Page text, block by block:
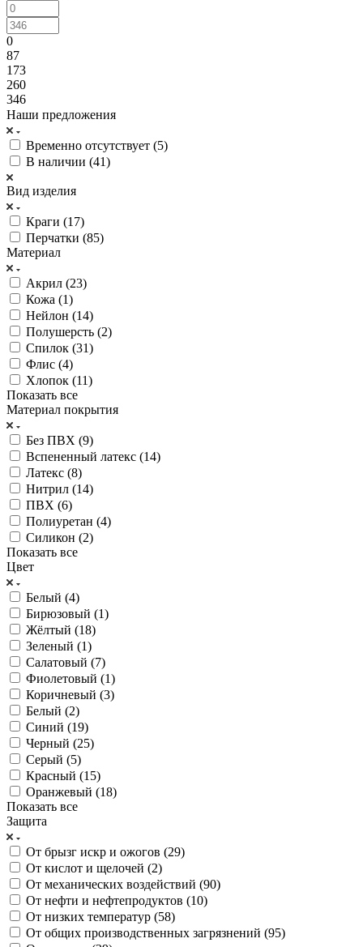
0
87
173
260
346
Наши предложения
Временно отсутствует (5)
В наличии (41)
Вид изделия
Краги (17)
Перчатки (85)
Материал
Акрил (23)
Кожа (1)
Нейлон (14)
Полушерсть (2)
Спилок (31)
Флис (4)
Хлопок (11)
Показать все
Материал покрытия
Без ПВХ (9)
Вспененный латекс (14)
Латекс (8)
Нитрил (14)
ПВХ (6)
Полиуретан (4)
Силикон (2)
Показать все
Цвет
Белый (4)
Бирюзовый (1)
Жёлтый (18)
Зеленый (1)
Салатовый (7)
Фиолетовый (1)
Коричневый (3)
Белый (2)
Синий (19)
Черный (25)
Серый (5)
Красный (15)
Оранжевый (18)
Показать все
Защита
От брызг искр и ожогов (29)
От кислот и щелочей (2)
От механических воздействий (90)
От нефти и нефтепродуктов (10)
От низких температур (58)
От общих производственных загрязнений (95)